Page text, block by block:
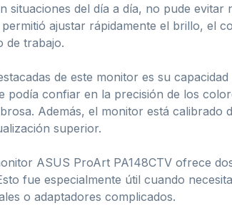
situaciones del día a día, no pude
ajustar rápidamente el brillo, el
de trabajo.
de este monitor es su
podía confiar en la precisión de los
Además, el monitor está
superior.
ASUS ProArt PA148CTV ofrece
fue especialmente útil cuando
o adaptadores complicados.